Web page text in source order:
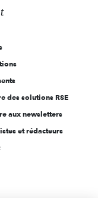
des solutions RSE
aux newsletters
et rédacteurs